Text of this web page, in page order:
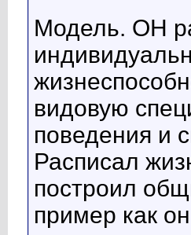
Модель. ОН
видовую
поведения и
Расписал
построил
пример как